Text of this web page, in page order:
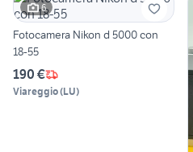
6
Fotocamera Nikon d 5000 con
18-55
190 €
Viareggio(LU)